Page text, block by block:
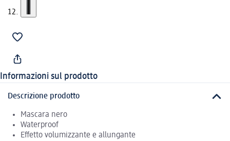
Informazioni sul prodotto
Descrizione prodotto
Mascara nero
Waterproof
Effetto volumizzante e allungante